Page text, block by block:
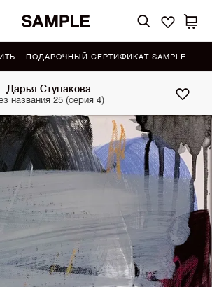
– ПОДАРОЧНЫЙ СЕРТИФИКАТ SAMPLE
Дарья Ступакова
названия 25 (серия 4)